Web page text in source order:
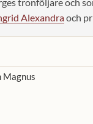
Alexandraoch
Magnus